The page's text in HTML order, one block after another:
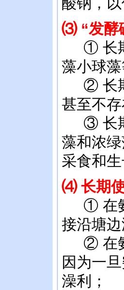
⑶ “发酵
① 长期
藻小球
② 长期
甚至不
③ 长期
藻和浓
采食和
⑷ 长期
① 在氨
接沿塘
② 在氨
因为一
澡利；